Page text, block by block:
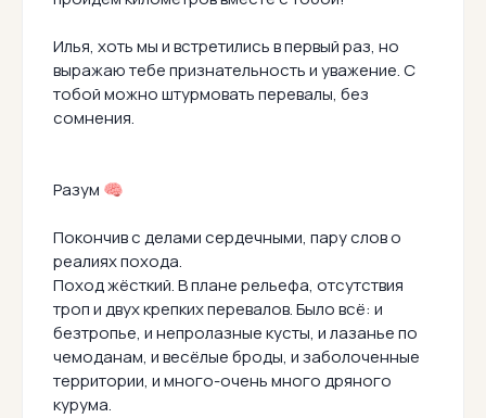
Илья, хоть мы и встретились в первый раз, но
выражаю тебе признательность и уважение. С
тобой можно штурмовать перевалы, без
сомнения.
Разум 🧠
Покончив с делами сердечными, пару слов о
реалиях похода.
Поход жёсткий. В плане рельефа, отсутствия
троп и двух крепких перевалов. Было всё: и
безтропье, и непролазные кусты, и лазанье по
чемоданам, и весёлые броды, и заболоченные
территории, и много-очень много дряного
курума.